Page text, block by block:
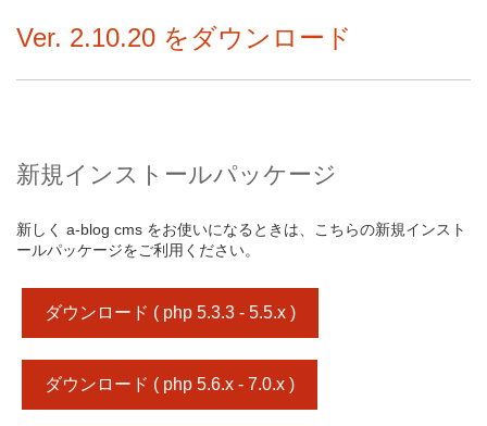
Ver. 2.10.20 をダウンロード
新規インストールパッケージ
新しく a-blog cms をお使いになるときは、こちらの新規インスト
ールパッケージをご利用ください。
ダウンロード ( php 5.3.3 - 5.5.x )
ダウンロード ( php 5.6.x - 7.0.x )